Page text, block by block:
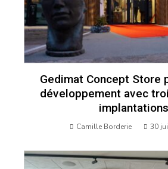
Gedimat Concept Store
développement avec
implantations
Camille Borderie 30